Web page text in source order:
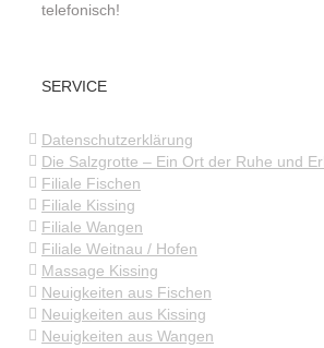
telefonisch!
SERVICE
Datenschutzerklärung
Die Salzgrotte – Ein Ort der Ruhe und
Filiale Fischen
Filiale Kissing
Filiale Wangen
Filiale Weitnau / Hofen
Massage Kissing
Neuigkeiten aus Fischen
Neuigkeiten aus Kissing
Neuigkeiten aus Wangen